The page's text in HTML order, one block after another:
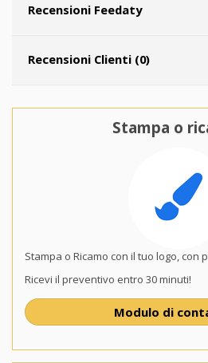
Recensioni Feedaty
Recensioni Clienti (0)
Stampa o
Stampa o Ricamo con il tuo logo, con
Ricevi il preventivo entro 30 minuti!
Modulo di